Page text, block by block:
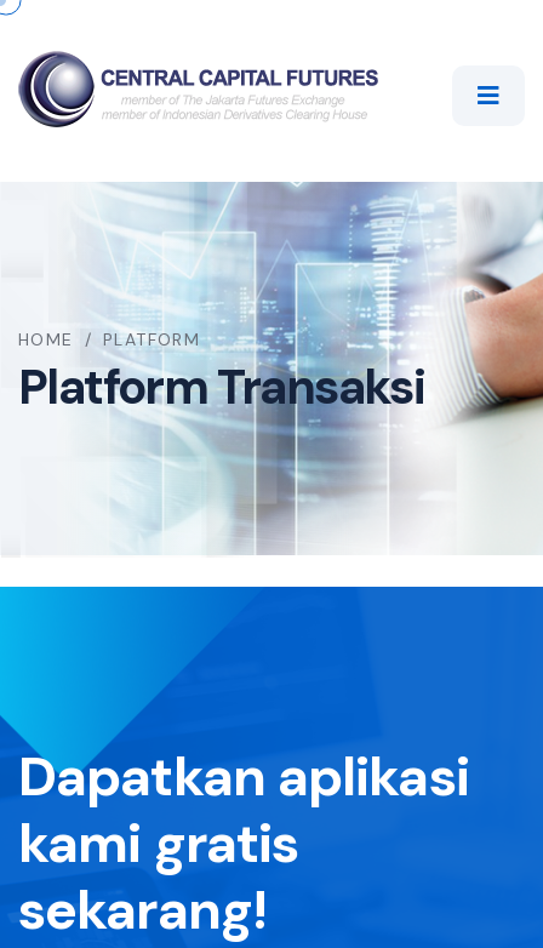
HOME / PLATFORM
Platform Transaksi
Dapatkan aplikasi
kami gratis
sekarang!